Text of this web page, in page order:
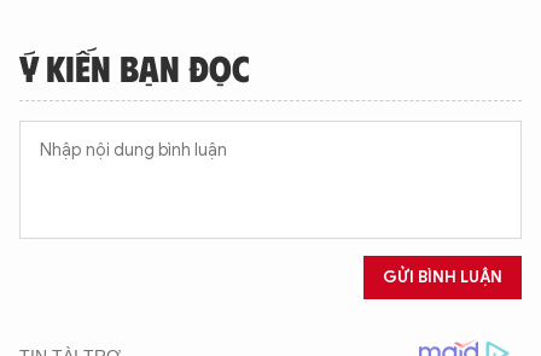
Ý KIẾN BẠN ĐỌC
GỬI BÌNH LUẬN